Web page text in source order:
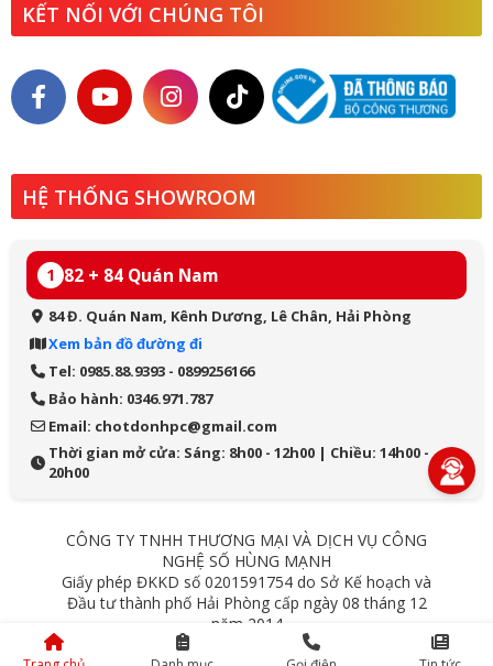
KẾT NỐI VỚI CHÚNG TÔI
HỆ THỐNG SHOWROOM
1 82 + 84 Quán Nam
84 Đ. Quán Nam, Kênh Dương, Lê Chân, Hải Phòng
Xem bản đồ đường đi
Tel: 0985.88.9393 - 0899256166
Bảo hành: 0346.971.787
Email: chotdonhpc@gmail.com
Thời gian mở cửa: Sáng: 8h00 - 12h00 | Chiều: 14h00 -
20h00
CÔNG TY TNHH THƯƠNG MẠI VÀ DỊCH VỤ CÔNG
NGHỆ SỐ HÙNG MẠNH
Giấy phép ĐKKD số 0201591754 do Sở Kế hoạch và
Đầu tư thành phố Hải Phòng cấp ngày 08 tháng 12
năm 2014
84 Quán Nam - Lê Chân - Hải Phòng